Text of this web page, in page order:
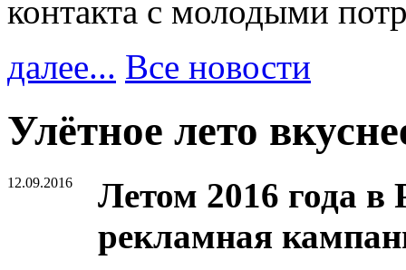
контакта с молодыми
далее... Все новости
Улётное лето
12.09.2016
Летом 2016 года
рекламная